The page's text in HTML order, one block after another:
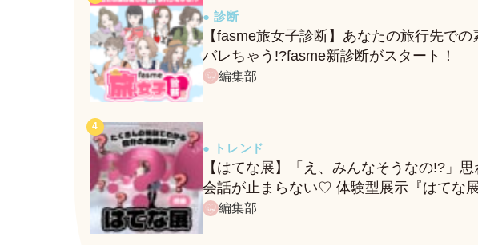
● 診断
【fasme旅女子診断】あなたの旅行先での
バレちゃう!?fasme新診断がスタート！
編集部
● トレンド
【はてな展】「え、みんなそうなの!?」思
会話が止まらない♡ 体験型展示『はてな
に行ってきたレポ
編集部